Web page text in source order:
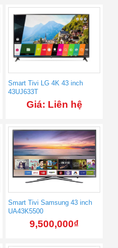
Smart Tivi LG 4K 43 inch
43UJ633T
Giá: Liên hệ
Smart Tivi Samsung 43 inch
UA43K5500
9,500,000₫